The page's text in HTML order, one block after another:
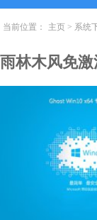
当前位置： 主页 > 系统
雨林木风免激